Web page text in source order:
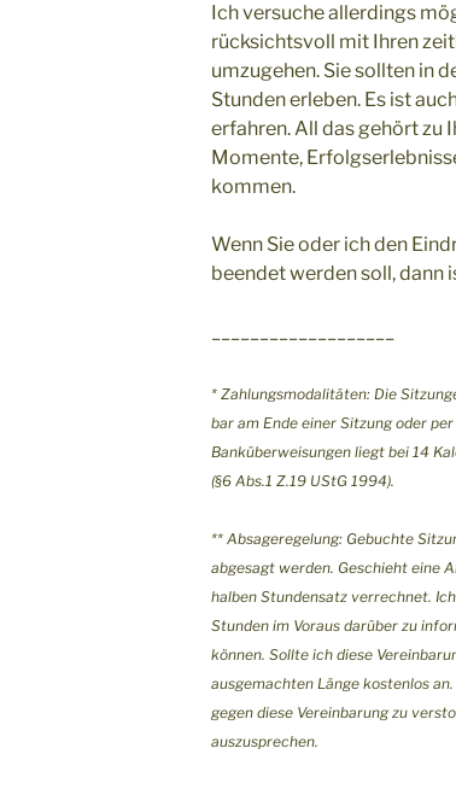
Ich versuche allerdings
rücksichtsvoll mit Ihren
umzugehen. Sie sollten in
Stunden erleben. Es ist
erfahren. All das gehört zu
Momente,
kommen.
Wenn Sie oder ich den
beendet werden soll, dann
* Zahlungsmodalitäten: Die
bar am Ende einer Sitzung oder
Banküberweisungen liegt bei 14
(§6 Abs.1 Z.19 UStG 1994).
** Absageregelung: Gebuchte
abgesagt werden. Geschieht eine
halben Stundensatz verrechnet.
Stunden im Voraus darüber zu
können. Sollte ich diese
ausgemachten Länge kostenlos
gegen diese Vereinbarung zu
auszusprechen.